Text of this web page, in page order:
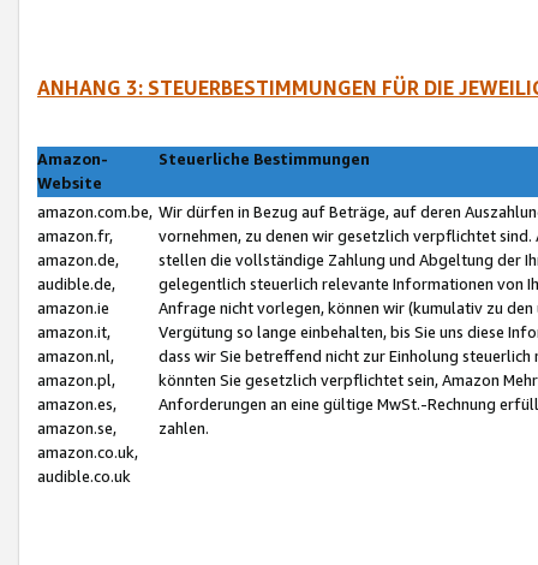
ANHANG 3: STEUERBESTIMMUNGEN FÜR DIE
Amazon-
Website
Steuerliche Bestimmungen
amazon.com.be,
amazon.fr,
amazon.de,
audible.de,
amazon.ie
amazon.it,
amazon.nl,
amazon.pl,
amazon.es,
amazon.se,
amazon.co.uk,
audible.co.uk
Wir dürfen in Bezug auf Beträge, auf deren
vornehmen, zu denen wir gesetzlich verpflichtet
stellen die vollständige Zahlung und Abgeltung der
gelegentlich steuerlich relevante Informationen von
Anfrage nicht vorlegen, können wir (kumulativ zu
Vergütung so lange einbehalten, bis Sie uns diese
dass wir Sie betreffend nicht zur Einholung
könnten Sie gesetzlich verpflichtet sein, Amazon
Anforderungen an eine gültige MwSt.-Rechnung
zahlen.